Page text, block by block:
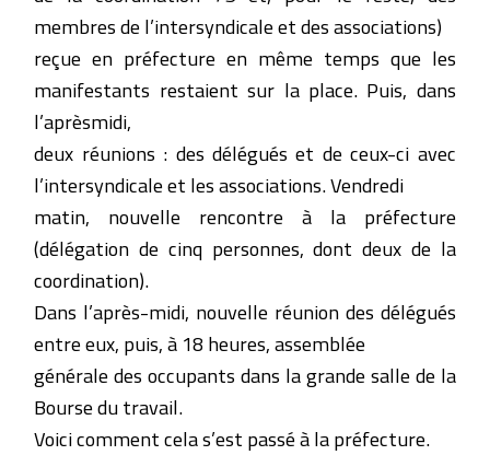
membres de l’intersyndicale et des associations)
reçue en préfecture en même temps que les
manifestants restaient sur la place. Puis, dans
l’aprèsmidi,
deux réunions : des délégués et de ceux-ci avec
l’intersyndicale et les associations. Vendredi
matin, nouvelle rencontre à la préfecture
(délégation de cinq personnes, dont deux de la
coordination).
Dans l’après-midi, nouvelle réunion des délégués
entre eux, puis, à 18 heures, assemblée
générale des occupants dans la grande salle de la
Bourse du travail.
Voici comment cela s’est passé à la préfecture.